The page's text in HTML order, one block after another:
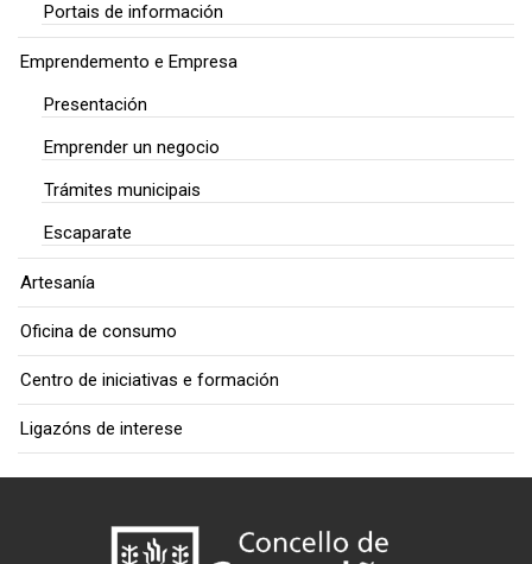
Portais de información
Emprendemento e Empresa
Presentación
Emprender un negocio
Trámites municipais
Escaparate
Artesanía
Oficina de consumo
Centro de iniciativas e formación
Ligazóns de interese